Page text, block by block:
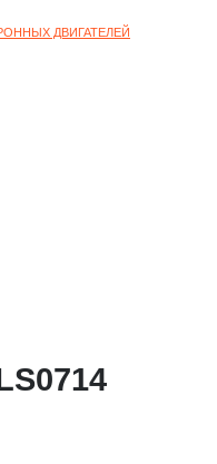
ДВИГАТЕЛЕЙ